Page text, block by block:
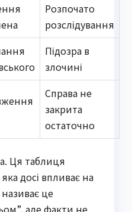
Розпочато
розслідування
Підозра в
злочині
Справа не
закрита
остаточно
Ця таблиця
досі впливає на
це
але факти не